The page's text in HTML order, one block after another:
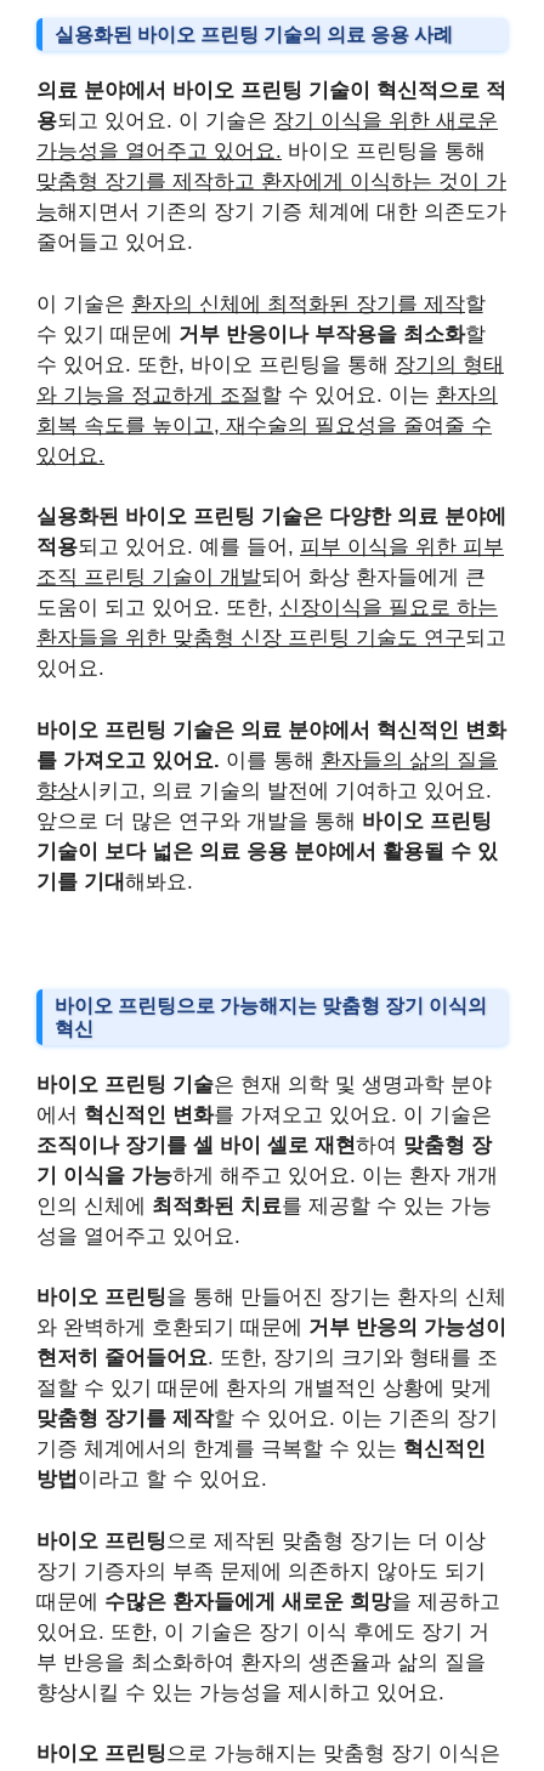
실용화된 바이오 프린팅 기술의 의료 응용 사례
의료 분야에서 바이오 프린팅 기술이 혁신적으로 적
용되고 있어요. 이 기술은 장기 이식을 위한 새로운
가능성을 열어주고 있어요. 바이오 프린팅을 통해
맞춤형 장기를 제작하고 환자에게 이식하는 것이 가
능해지면서 기존의 장기 기증 체계에 대한 의존도가
줄어들고 있어요.
이 기술은 환자의 신체에 최적화된 장기를 제작할
수 있기 때문에 거부 반응이나 부작용을 최소화할
수 있어요. 또한, 바이오 프린팅을 통해 장기의 형태
와 기능을 정교하게 조절 할 수 있어요. 이는 환자의
회복 속도를 높이고, 재수술의 필요성을 줄여줄 수
있어요.
실용화된 바이오 프린팅 기술은 다양한 의료 분야에
적용되고 있어요. 예를 들어, 피부 이식을 위한 피부
조직 프린팅 기술이 개발되어 화상 환자들에게 큰
도움이 되고 있어요. 또한, 신장이식을 필요로 하는
환자들을 위한 맞춤형 신장 프린팅 기술도 연구되고
있어요.
바이오 프린팅 기술은 의료 분야에서 혁신적인 변화
를 가져오고 있어요. 이를 통해 환자들의 삶의 질을
향상시키고, 의료 기술의 발전에 기여하고 있어요.
앞으로 더 많은 연구와 개발을 통해 바이오 프린팅
기술이 보다 넓은 의료 응용 분야에서 활용될 수 있
기를 기대해봐요.
바이오 프린팅으로 가능해지는 맞춤형 장기 이식의
혁신
바이오 프린팅 기술은 현재 의학 및 생명과학 분야
에서 혁신적인 변화를 가져오고 있어요. 이 기술은
조직이나 장기를 셀 바이 셀로 재현 하여 맞춤형 장
기 이식을 가능하게 해주고 있어요. 이는 환자 개개
인의 신체에 최적화된 치료를 제공할 수 있는 가능
성을 열어주고 있어요.
바이오 프린팅을 통해 만들어진 장기는 환자의 신체
와 완벽하게 호환되기 때문에 거부 반응의 가능성이
현저히 줄어들어요. 또한, 장기의 크기와 형태를 조
절할 수 있기 때문에 환자의 개별적인 상황에 맞게
맞춤형 장기를 제작할 수 있어요. 이는 기존의 장기
기증 체계에서의 한계를 극복할 수 있는 혁신적인
방법 이라고 할 수 있어요.
바이오 프린팅 으로 제작된 맞춤형 장기는 더 이상
장기 기증자의 부족 문제에 의존하지 않아도 되기
때문에 수많은 환자들에게 새로운 희망을 제공하고
있어요. 또한, 이 기술은 장기 이식 후에도 장기 거
부 반응을 최소화하여 환자의 생존율과 삶의 질을
향상시킬 수 있는 가능성을 제시하고 있어요.
바이오 프린팅으로 가능해지는 맞춤형 장기 이식은